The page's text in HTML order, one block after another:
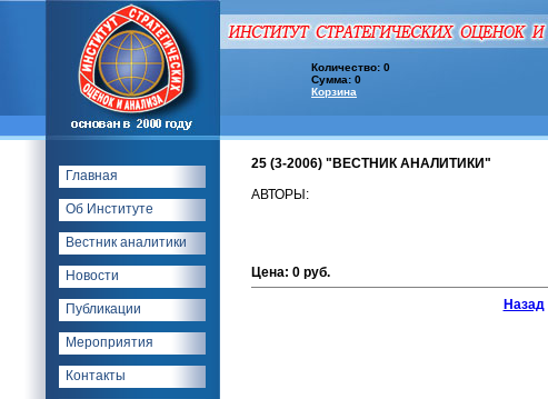
Количество: 0
Сумма: 0
Корзина
Главная
Об Институте
Вестник аналитики
Новости
Публикации
Мероприятия
Контакты
25 (3-2006) "ВЕСТНИК АНАЛИТИКИ"
АВТОРЫ:
Цена: 0 руб.
Назад